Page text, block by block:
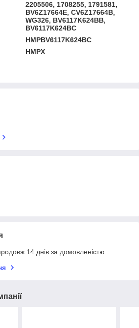
2205506, 1708255, 1791581,
BV6Z17664E, CV6Z17664B,
WG326, BV6117K624BB,
BV6117K624BC
HMPBV6117K624BC
HMPX
14 днів за домовленістю